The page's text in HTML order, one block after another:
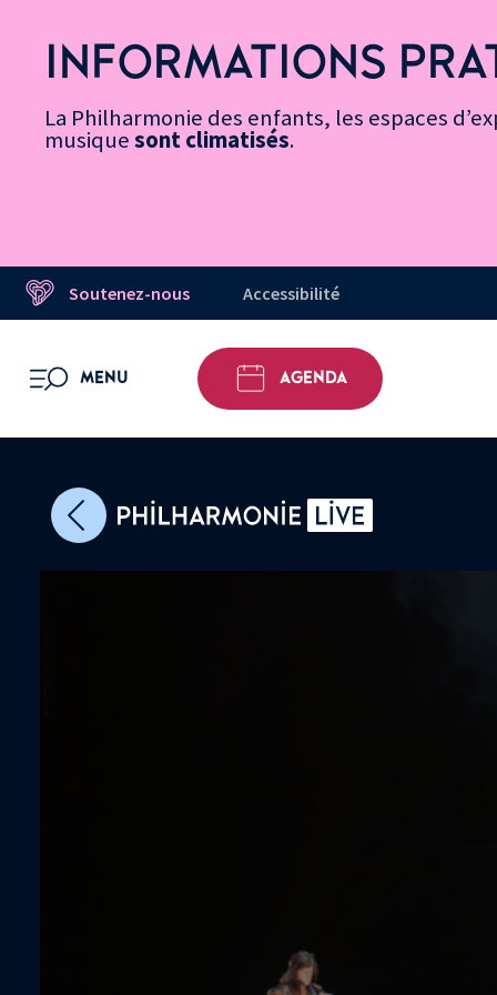
Accessibilité
rapides
contenuMessage d’information
INFORMATIONS
La Philharmonie des enfants, les espaces
musiquesont climatisés.
Soutenez-nous Accessibilité
MENU
OUVRIR LE MENU AGENDA